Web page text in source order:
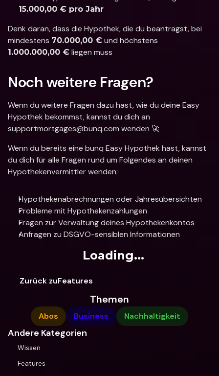
15.000,00 € pro Jahr
Denk daran, dass die Hypothek, die du beantragst, bei
mindestens 70.000,00 €
1.000.000,00 € liegen muss
Noch weitere Fragen?
Wenn du weitere Fragen dazu hast, wie du deine Easy
Hypothek bekommst, kannst du dich an
supportmortgages@bunq.com wenden 🚀
Wenn du bereits eine bunq Easy Hypothek hast, kannst
du dich für alle Fragen rund um Folgendes an deinen
Hypothekenvermittler wenden:
Hypothekenabrechnungen oder Jahresübersichten
Probleme mit Hypothekenzahlungen
Fragen zur Verwaltung deines Hypothekenkontos
Anfragen zu DSGVO-sensiblen Informationen
Loading...
Zurück zuFeatures
Themen
Abos Business Nachhaltigkeit
Andere Kategorien
Wissen
Features